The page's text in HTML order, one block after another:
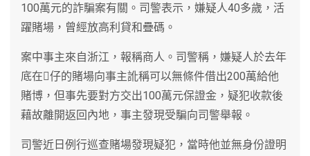
100萬元的詐騙案有關。司警表示，嫌疑人40多歲，活
躍賭場，曾經放高利貸和疊碼。
案中事主來自浙江，報稱商人。司警稱，嫌疑人於去年
底在仔的賭場向事主訛稱可以無條件借出200萬給他
賭博，但事先要對方交出100萬元保證金，疑犯收款後
藉故離開返回內地，事主發現受騙向司警舉報。
司警近日例行巡查賭場發現疑犯，當時他並無身份證明